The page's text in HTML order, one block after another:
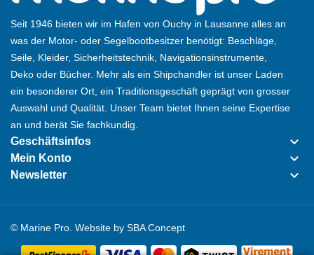
Seit 1946 bieten wir im Hafen von Ouchy in Lausanne alles an
was der Motor- oder Segelbootbesitzer benötigt: Beschläge,
Seile, Kleider, Sicherheitstechnik, Navigationsinstrumente,
Deko oder Bücher. Mehr als ein Shipchandler ist unser Laden
ein besonderer Ort, ein Traditionsgeschäft geprägt von grosser
Auswahl und Qualität. Unser Team bietet Ihnen seine Expertise
an und berät Sie fachkundig.
Geschäftsinfos keyboard_arrow_down
Mein Konto keyboard_arrow_down
Newsletter keyboard_arrow_down
© Marine Pro. Website by SBA Concept